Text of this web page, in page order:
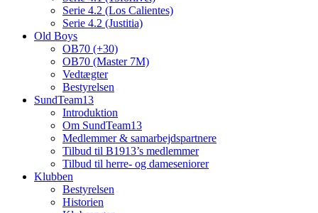
Serie 4.2 (Los Calientes)
Serie 4.2 (Justitia)
Old Boys
OB70 (+30)
OB70 (Master 7M)
Vedtægter
Bestyrelsen
SundTeam13
Introduktion
Om SundTeam13
Medlemmer & samarbejdspartnere
Tilbud til B1913’s medlemmer
Tilbud til herre- og dameseniorer
Klubben
Bestyrelsen
Historien